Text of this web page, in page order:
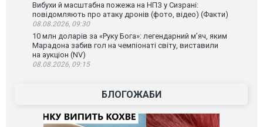
Вибухи й масштабна пожежа на НПЗ у Сизрані:
повідомляють про атаку дронів (фото, відео) (Факти)
08.08.2026, 09:30
10 млн доларів за «Руку Бога»: легендарний м’яч, яким
Марадона забив гол на чемпіонаті світу, виставили
на аукціон (NV)
08.08.2026, 09:15
БЛОГОЖАБИ